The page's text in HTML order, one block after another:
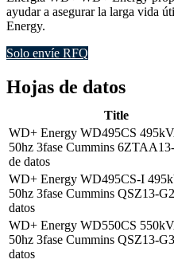
ayudar a asegurar la larga vida
Energy.
Solo envíe RFQ
Hojas de datos
Title
WD+ Energy WD495CS
50hz 3fase Cummins
de datos
WD+ Energy WD495CS-I
50hz 3fase Cummins QSZ13-
datos
WD+ Energy WD550CS
50hz 3fase Cummins QSZ13-
datos